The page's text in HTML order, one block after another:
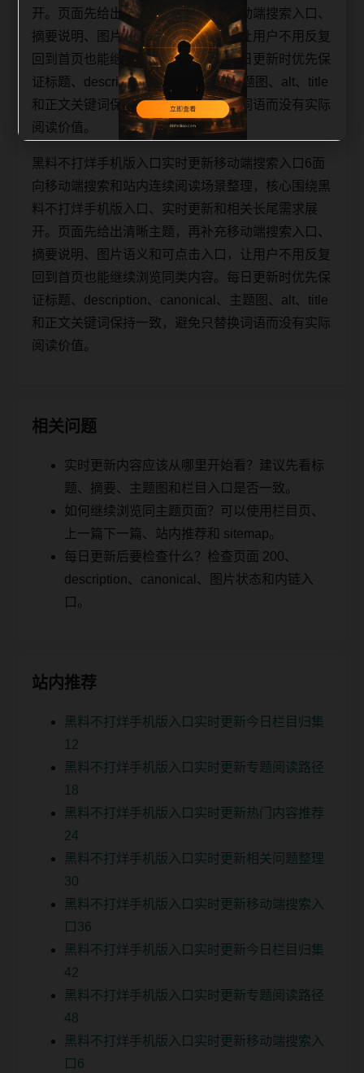
开。页面先给出清晰主题，再补充移动端搜索入口、
摘要说明、图片语义和可点击入口，让用户不用反复
回到首页也能继续浏览同类内容。每日更新时优先保
证标题、description、canonical、主题图、alt、title
和正文关键词保持一致，避免只替换词语而没有实际
阅读价值。
黑料不打烊手机版入口实时更新移动端搜索入口6面
向移动端搜索和站内连续阅读场景整理，核心围绕黑
料不打烊手机版入口、实时更新和相关长尾需求展
开。页面先给出清晰主题，再补充移动端搜索入口、
摘要说明、图片语义和可点击入口，让用户不用反复
回到首页也能继续浏览同类内容。每日更新时优先保
证标题、description、canonical、主题图、alt、title
和正文关键词保持一致，避免只替换词语而没有实际
阅读价值。
相关问题
实时更新内容应该从哪里开始看？建议先看标
题、摘要、主题图和栏目入口是否一致。
如何继续浏览同主题页面？可以使用栏目页、
上一篇下一篇、站内推荐和 sitemap。
每日更新后要检查什么？检查页面 200、
description、canonical、图片状态和内链入
口。
站内推荐
黑料不打烊手机版入口实时更新今日栏目归集
12
黑料不打烊手机版入口实时更新专题阅读路径
18
黑料不打烊手机版入口实时更新热门内容推荐
24
黑料不打烊手机版入口实时更新相关问题整理
30
黑料不打烊手机版入口实时更新移动端搜索入
口36
黑料不打烊手机版入口实时更新今日栏目归集
42
黑料不打烊手机版入口实时更新专题阅读路径
48
黑料不打烊手机版入口实时更新移动端搜索入
口6